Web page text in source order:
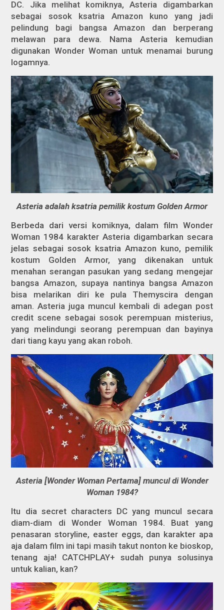
DC. Jika melihat komiknya, Asteria digambarkan
sebagai sosok ksatria Amazon kuno yang jadi
pelindung bagi bangsa Amazon dan berperang
melawan para dewa. Nama Asteria kemudian
digunakan Wonder Woman untuk menamai burung
logamnya.
Asteria adalah ksatria pemilik kostum Golden Armor
Berbeda dari versi komiknya, dalam film Wonder
Woman 1984 karakter Asteria digambarkan secara
jelas sebagai sosok ksatria Amazon kuno, pemilik
kostum Golden Armor, yang dikenakan untuk
menahan serangan pasukan yang sedang mengejar
bangsa Amazon, supaya nantinya bangsa Amazon
bisa melarikan diri ke pula Themyscira dengan
aman. Asteria juga muncul kembali di adegan post
credit scene sebagai sosok perempuan misterius,
yang melindungi seorang perempuan dan bayinya
dari tiang kayu yang akan roboh.
Asteria [Wonder Woman Pertama] muncul di Wonder
Woman 1984?
Itu dia secret characters DC yang muncul secara
diam-diam diWonder Woman 1984. Buat yang
penasaranstoryline, easter eggs, dan karakter apa
aja dalam film ini tapi masih takut nonton ke bioskop,
tenang aja! CATCHPLAY+ sudah punya solusinya
untuk kalian, kan?